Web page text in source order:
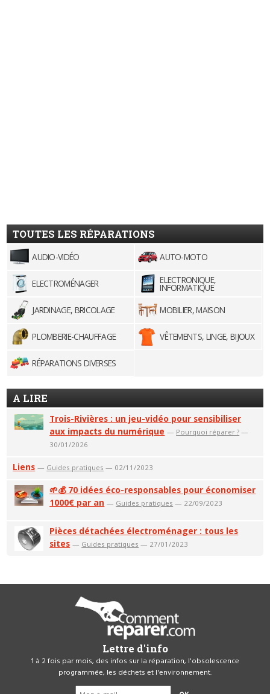
TOUTES LES RÉPARATIONS
AUDIO-VIDÉO AUTO-MOTO
ELECTROMÉNAGER ELECTRONIQUE,
INFORMATIQUE
JARDINAGE, BRICOLAGE
MOBILIER, MAISON
PLOMBERIE-CHAUFFAGE VÊTEMENTS, LINGE, BIJOUX
RÉPARATIONS DIVERSES
A LIRE
Trois-Rivières : un jeu-vidéo pour sensibiliser
aux impacts du numérique — Pourquoi réparer ? —
30/01/2026
Liens — Guides pratiques — 02/11/2023
🌱💰 70 idées éco-responsables pour économiser
1000€ par an — Guides pratiques — 22/09/2023
Pièces détachées électroménager : tous les
sites — Guides pratiques — 27/01/2023
Lettre d'info
1 à 2 fois par mois, des infos sur la réparation, l'obsolescence
programmée, les déchets et l'environnement.